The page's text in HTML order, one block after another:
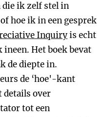
die ik zelf stel in
hoe ik in een gesprek
Inquiryis echt
Het boek bevat
de diepte in.
de ‘hoe'-kant
details over
tot een